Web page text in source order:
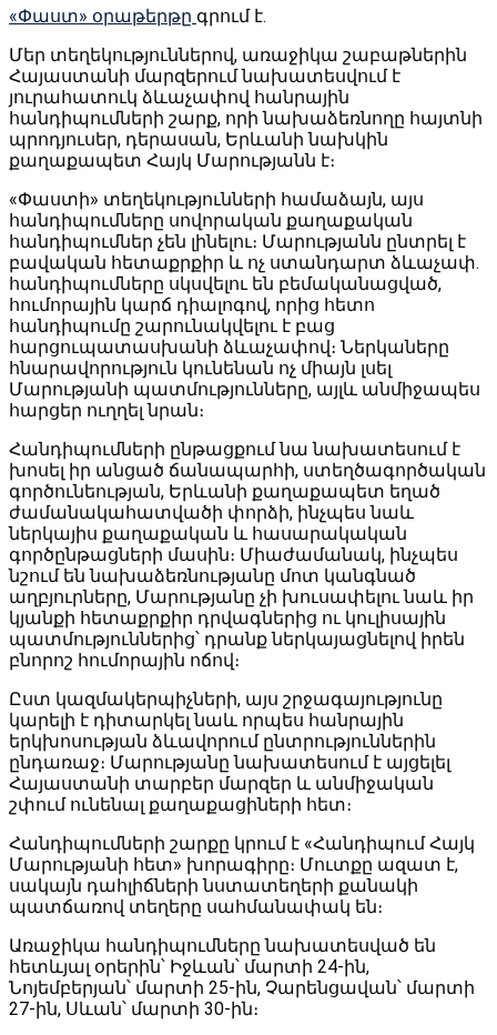
«Փաստ» օրաթերթը գրում է.
Մեր տեղեկություններով, առաջիկա շաբաթներին
Հայաստանի մարզերում նախատեսվում է
յուրահատուկ ձևաչափով հանրային
հանդիպումների շարք, որի նախաձեռնողը հայտնի
պրոդյուսեր, դերասան, Երևանի նախկին
քաղաքապետ Հայկ Մարությանն է։
«Փաստի» տեղեկությունների համաձայն, այս
հանդիպումները սովորական քաղաքական
հանդիպումներ չեն լինելու։ Մարությանն ընտրել է
բավական հետաքրքիր և ոչ ստանդարտ ձևաչափ.
հանդիպումները սկսվելու են բեմականացված,
հումորային կարճ դիալոգով, որից հետո
հանդիպումը շարունակվելու է բաց
հարցուպատասխանի ձևաչափով։ Ներկաները
հնարավորություն կունենան ոչ միայն լսել
Մարությանի պատմությունները, այլև անմիջապես
հարցեր ուղղել նրան։
Հանդիպումների ընթացքում նա նախատեսում է
խոսել իր անցած ճանապարհի, ստեղծագործական
գործունեության, Երևանի քաղաքապետ եղած
ժամանակահատվածի փորձի, ինչպես նաև
ներկայիս քաղաքական և հասարակական
գործընթացների մասին։ Միաժամանակ, ինչպես
նշում են նախաձեռնությանը մոտ կանգնած
աղբյուրները, Մարությանը չի խուսափելու նաև իր
կյանքի հետաքրքիր դրվագներից ու կուլիսային
պատմություններից՝ դրանք ներկայացնելով իրեն
բնորոշ հումորային ոճով։
Ըստ կազմակերպիչների, այս շրջագայությունը
կարելի է դիտարկել նաև որպես հանրային
երկխոսության ձևավորում ընտրություններին
ընդառաջ։ Մարությանը նախատեսում է այցելել
Հայաստանի տարբեր մարզեր և անմիջական
շփում ունենալ քաղաքացիների հետ։
Հանդիպումների շարքը կրում է «Հանդիպում Հայկ
Մարությանի հետ» խորագիրը։ Մուտքը ազատ է,
սակայն դահլիճների նստատեղերի քանակի
պատճառով տեղերը սահմանափակ են։
Առաջիկա հանդիպումները նախատեսված են
հետևյալ օրերին՝ Իջևան՝ մարտի 24-ին,
Նոյեմբերյան՝ մարտի 25-ին, Չարենցավան՝ մարտի
27-ին, Սևան՝ մարտի 30-ին։